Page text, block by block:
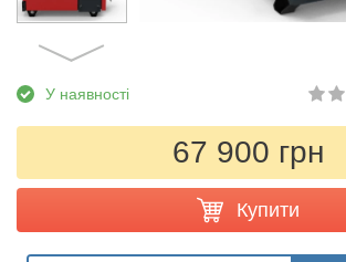
У наявності
67 900 грн
Купити